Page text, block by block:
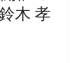
木 孝